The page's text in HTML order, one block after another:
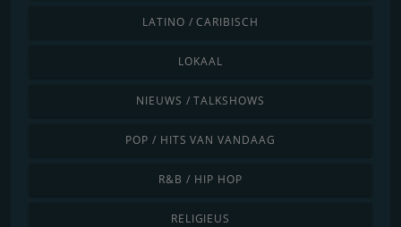
LATINO / CARIBISCH
LOKAAL
NIEUWS / TALKSHOWS
POP / HITS VAN VANDAAG
R&B / HIP HOP
RELIGIEUS